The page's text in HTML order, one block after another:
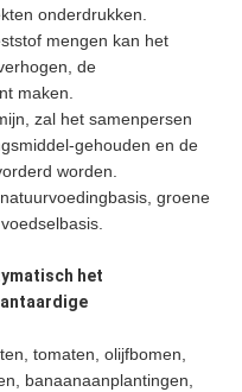
onderdrukken.
mengen kan het
de
maken.
zal het samenpersen
gehouden en de
worden.
groene
het
tomaten, olijfbomen,
banaanaanplantingen,